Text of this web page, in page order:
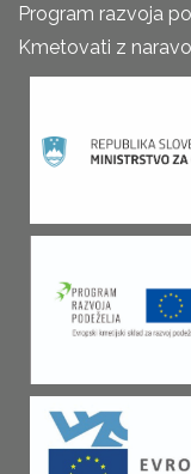
Program razvoja
Kmetovati z